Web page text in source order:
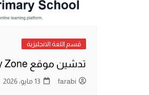
قسم اللغة الانجليزية
تدشين موقع Farabi Key Zone
farabi 13 مايو، 2026